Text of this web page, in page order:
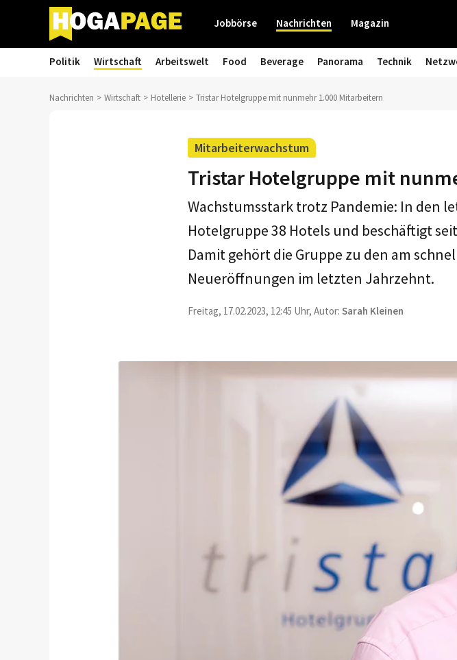
Jobbörse Nachrichten Magazin
Politik Wirtschaft Arbeitswelt Food Beverage Panorama Technik
Nachrichten Wirtschaft Hotellerie Tristar Hotelgruppe mit nunmehr 1.000 Mitarbeitern
Mitarbeiterwachstum
Tristar Hotelgruppe mit
Wachstumsstark trotz Pandemie: In den
Hotelgruppe 38 Hotels und beschäftigt
Damit gehört die Gruppe zu den am
Neueröffnungen im letzten Jahrzehnt.
Freitag, 17.02.2023, 12:45 Uhr, Autor: Sarah Kleinen